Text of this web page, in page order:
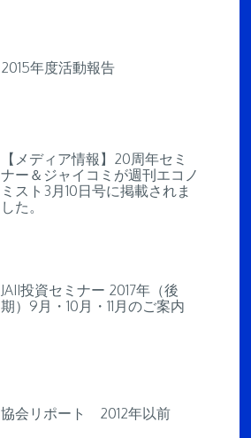
2015年度活動報告
【メディア情報】20周年セミ
ナー＆ジャイコミが週刊エコノ
ミスト3月10日号に掲載されま
した。
JAII投資セミナー 2017年（後
期）9月・10月・11月のご案内
協会リポート 2012年以前